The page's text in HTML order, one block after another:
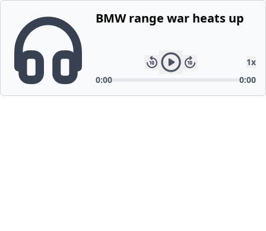
BMW range war heats up
1x
0:00
0:00